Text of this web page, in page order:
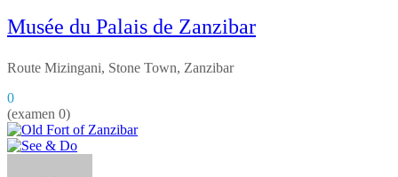
Musée du Palais de Zanzibar
Route Mizingani, Stone Town, Zanzibar
0
(examen 0)